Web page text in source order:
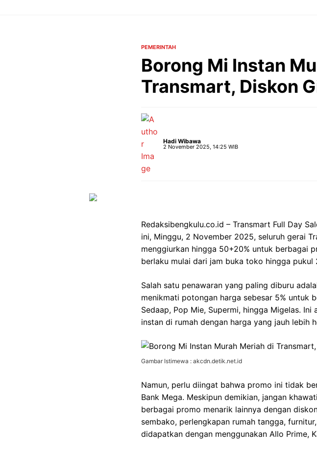
PEMERINTAH
Borong Mi Instan
Transmart, Diskon
Hadi Wibawa
2 November 2025, 14:25 WIB
Redaksibengkulu.co.id – Transmart Full Day
ini, Minggu, 2 November 2025, seluruh gerai
menggiurkan hingga 50+20% untuk berbagai
berlaku mulai dari jam buka toko hingga pukul
Salah satu penawaran yang paling diburu
menikmati potongan harga sebesar 5% untuk
Sedaap, Pop Mie, Supermi, hingga Migelas.
instan di rumah dengan harga yang jauh lebih
Gambar Istimewa : akcdn.detik.net.id
Namun, perlu diingat bahwa promo ini tidak
Bank Mega. Meskipun demikian, jangan
berbagai promo menarik lainnya dengan
sembako, perlengkapan rumah tangga,
didapatkan dengan menggunakan Allo Prime,